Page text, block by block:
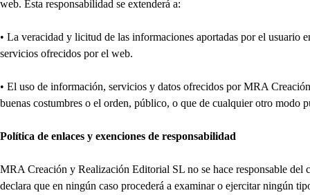
web. Esta responsabilidad se extenderá a:
• La veracidad y licitud de las informaciones aportadas por el
servicios ofrecidos por el web.
• El uso de información, servicios y datos ofrecidos por MRA
buenas costumbres o el orden, público, o que de cualquier otro modo
Política de enlaces y exenciones de responsabilidad
MRA Creación y Realización Editorial SL no se hace responsable del
declara que en ningún caso procederá a examinar o ejercitar ningún